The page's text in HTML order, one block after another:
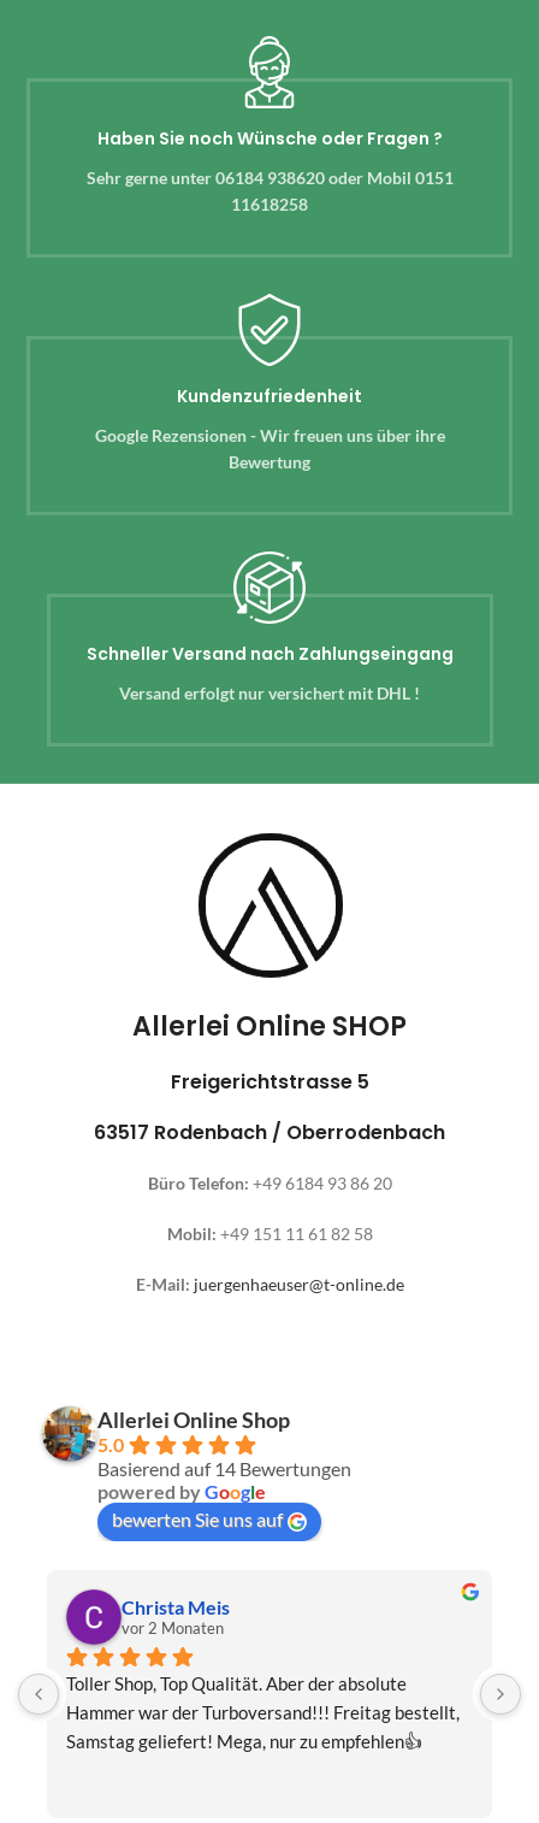
Haben Sie noch Wünsche oder Fragen ?
Sehr gerne unter 06184 938620 oder Mobil 0151
11618258
Kundenzufriedenheit
Google Rezensionen - Wir freuen uns über ihre
Bewertung
Schneller Versand nach Zahlungseingang
Versand erfolgt nur versichert mit DHL !
Allerlei Online SHOP
Freigerichtstrasse 5
63517 Rodenbach / Oberrodenbach
Büro Telefon: +49 6184 93 86 20
Mobil: +49 151 11 61 82 58
E-Mail: juergenhaeuser@t-online.de
Allerlei Online Shop
5.0
Basierend auf 14 Bewertungen
powered byGoogle
bewerten Sie uns auf
Christa Meis
vor 2 Monaten
Toller Shop, Top Qualität. Aber der absolute
Hammer war der Turboversand!!! Freitag bestellt,
Samstag geliefert! Mega, nur zu empfehlen👍